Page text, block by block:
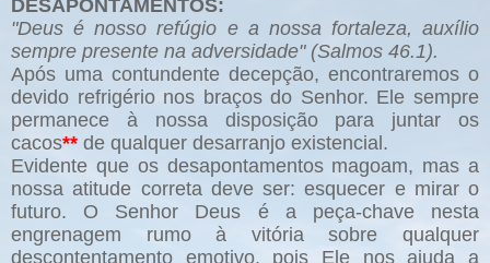
DESAPONTAMENTOS:
"Deus é nosso refúgio e a nossa fortaleza, auxílio
sempre presente na adversidade" (Salmos 46.1).
Após uma contundente decepção, encontraremos o
devido refrigério nos braços do Senhor. Ele sempre
permanece à nossa disposição para juntar os
cacos** de qualquer desarranjo existencial.
Evidente que os desapontamentos magoam, mas a
nossa atitude correta deve ser: esquecer e mirar o
futuro. O Senhor Deus é a peça-chave nesta
engrenagem rumo à vitória sobre qualquer
descontentamento emotivo, pois Ele nos ajuda a